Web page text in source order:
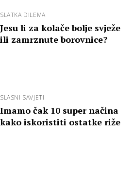
SLATKA DILEMA
Jesu li za kolače bolje svježe
ili zamrznute borovnice?
SLASNI SAVJETI
Imamo čak 10 super načina
kako iskoristiti ostatke riže